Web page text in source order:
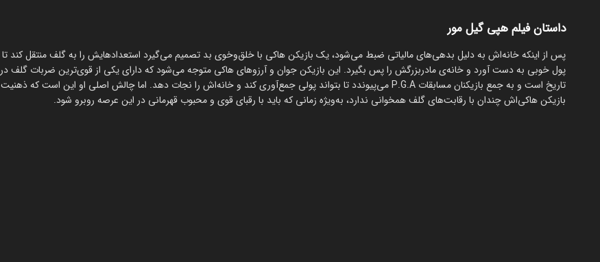
داستان فیلم هپی گیل مور
پس از اینکه خانه‌اش به دلیل بدهی‌های مالیاتی ضبط می‌شود، یک بازیکن هاکی با خلق‌وخوی بد تصمیم می‌گیرد استعدادهایش را به گلف منتقل کند تا
پول خوبی به دست آورد و خانه‌ی مادربزرگش را پس بگیرد. این بازیکن جوان و آرزوهای هاکی متوجه می‌شود که دارای یکی از قوی‌ترین ضربات گلف در
تاریخ است و به جمع بازیکنان مسابقات P.G.A می‌پیوندد تا بتواند پولی جمع‌آوری کند و خانه‌اش را نجات دهد. اما چالش اصلی او این است که ذهنیت
بازیکن هاکی‌اش چندان با رقابت‌های گلف همخوانی ندارد، به‌ویژه زمانی که باید با رقبای قوی و محبوب قهرمانی در این عرصه روبرو شود.